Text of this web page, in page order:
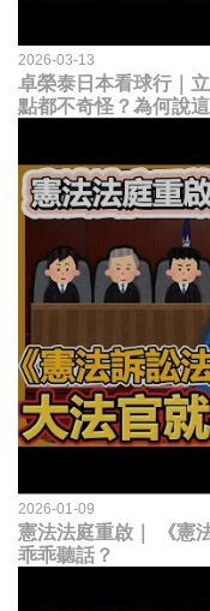
2026-03-13
卓榮泰日本看球行｜
點都不奇怪？為何說
2026-01-09
憲法法庭重啟｜ 《憲
乖乖聽話？